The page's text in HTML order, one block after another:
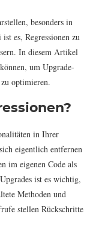
besonders in
es, Regressionen zu
In diesem Artikel
um Upgrade-
optimieren.
in Ihrer
eigentlich entfernen
im eigenen Code als
ist es wichtig,
Methoden und
stellen Rückschritte